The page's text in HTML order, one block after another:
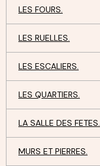
LES FOURS.
LES RUELLES.
LES ESCALIERS.
LES QUARTIERS.
LA SALLE DES FETES.
MURS ET PIERRES.